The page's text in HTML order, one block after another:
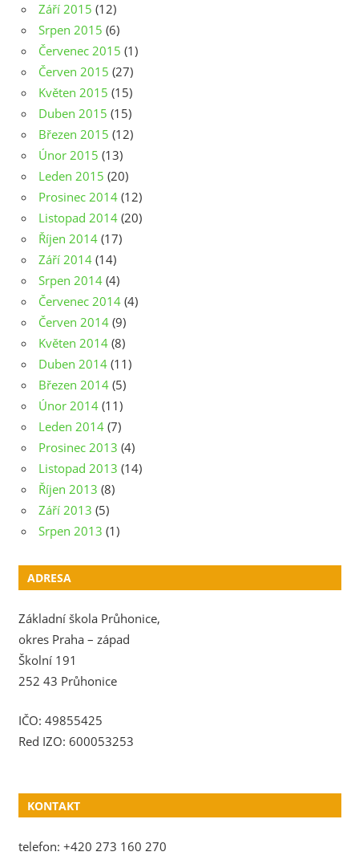
Září 2015 (12)
Srpen 2015 (6)
Červenec 2015 (1)
Červen 2015 (27)
Květen 2015 (15)
Duben 2015 (15)
Březen 2015 (12)
Únor 2015 (13)
Leden 2015 (20)
Prosinec 2014 (12)
Listopad 2014 (20)
Říjen 2014 (17)
Září 2014 (14)
Srpen 2014 (4)
Červenec 2014 (4)
Červen 2014 (9)
Květen 2014 (8)
Duben 2014 (11)
Březen 2014 (5)
Únor 2014 (11)
Leden 2014 (7)
Prosinec 2013 (4)
Listopad 2013 (14)
Říjen 2013 (8)
Září 2013 (5)
Srpen 2013 (1)
ADRESA
Základní škola Průhonice,
okres Praha – západ
Školní 191
252 43 Průhonice
IČO: 49855425
Red IZO: 600053253
KONTAKT
telefon: +420 273 160 270